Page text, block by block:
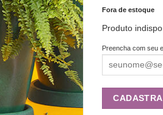
Fora de estoque
Produto
Preencha com seu